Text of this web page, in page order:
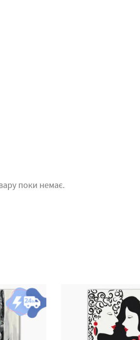
поки немає.